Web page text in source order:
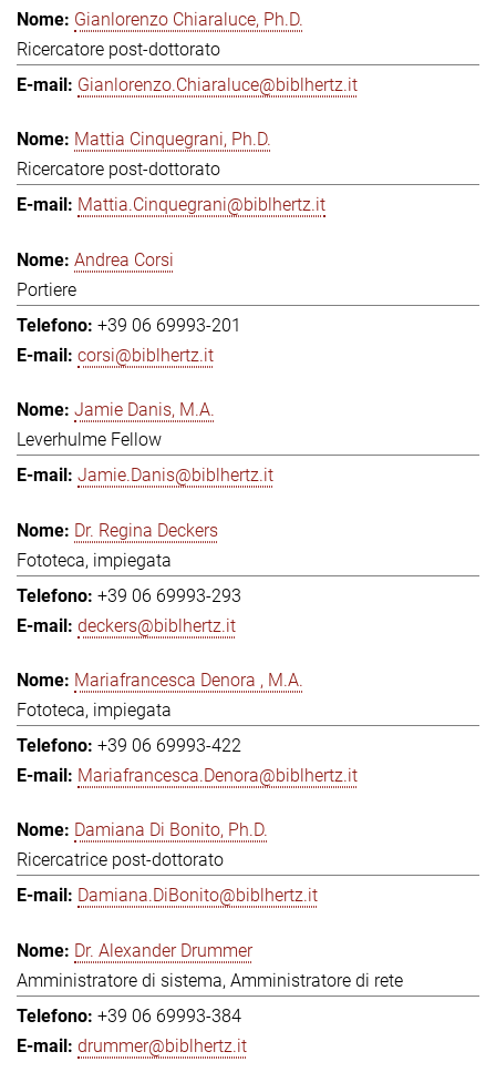
Gianlorenzo Chiaraluce, Ph.D.
Ricercatore post-dottorato
Gianlorenzo.Chiaraluce@biblhertz.it
Mattia Cinquegrani, Ph.D.
Ricercatore post-dottorato
Mattia.Cinquegrani@biblhertz.it
Andrea Corsi
Portiere
+39 06 69993-201
corsi@biblhertz.it
Jamie Danis, M.A.
Leverhulme Fellow
Jamie.Danis@biblhertz.it
Dr. Regina Deckers
Fototeca, impiegata
+39 06 69993-293
deckers@biblhertz.it
Mariafrancesca Denora , M.A.
Fototeca, impiegata
+39 06 69993-422
Mariafrancesca.Denora@biblhertz.it
Damiana Di Bonito, Ph.D.
Ricercatrice post-dottorato
Damiana.DiBonito@biblhertz.it
Dr. Alexander Drummer
Amministratore di sistema, Amministratore di rete
+39 06 69993-384
drummer@biblhertz.it